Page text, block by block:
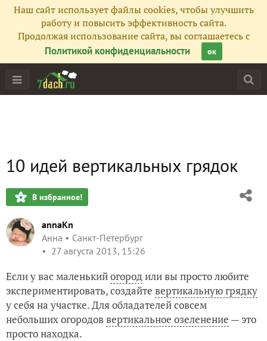
Наш сайт использует файлы cookies, чтобы улучшить
работу и повысить эффективность сайта.
Продолжая использование сайта, вы соглашаетесь с
Политикой конфиденциальности
ок
10 идей вертикальных грядок
В избранное!
annaKn
Анна
Санкт-Петербург
27 августа 2013, 15:26
Если у вас маленькийогородили вы просто любите
экспериментировать, создайте вертикальную грядку
у себя на участке. Для обладателей совсем
небольших огородоввертикальное озеленение — это
просто находка.